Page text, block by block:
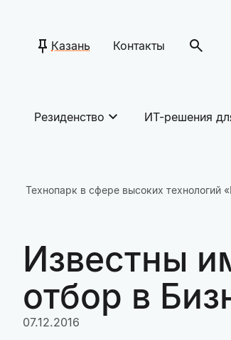
Казань Контакты
Резиденство ИТ-решения
Технопарк в сфере высоких технологий
Известны
отбор в
07.12.2016